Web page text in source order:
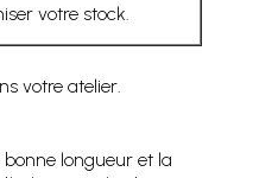
votre stock.
votre atelier.
longueur et la